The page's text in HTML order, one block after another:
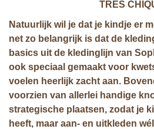
TRÈS
Natuurlijk wil je dat je kindje er
net zo belangrijk is dat de
basics uit de kledinglijn van
ook speciaal gemaakt voor
voelen heerlijk zacht aan.
voorzien van allerlei handige
strategische plaatsen, zodat je
heeft, maar aan- en uitkleden